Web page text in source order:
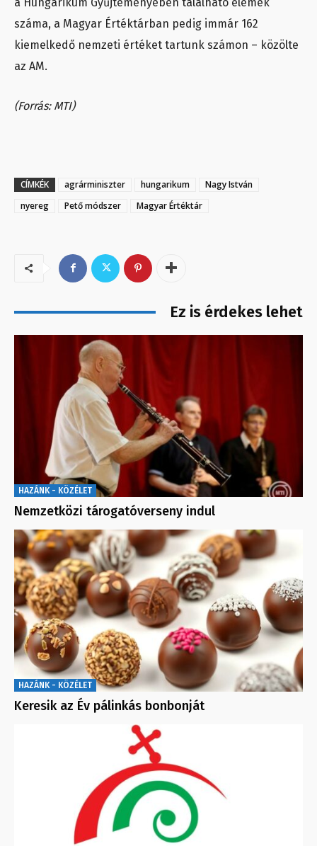
száma, a Magyar Értéktárban pedig immár 162
kiemelkedő nemzeti értéket tartunk számon – közölte
az AM.
(Forrás: MTI)
CÍMKÉK agrárminiszter hungarikum
Nagy István
nyereg
Pető módszer Magyar Értéktár
Ez is érdekes lehet
HAZÁNK - KÖZÉLET
Nemzetközi tárogatóverseny indul
HAZÁNK - KÖZÉLET
Keresik az Év pálinkás bonbonját